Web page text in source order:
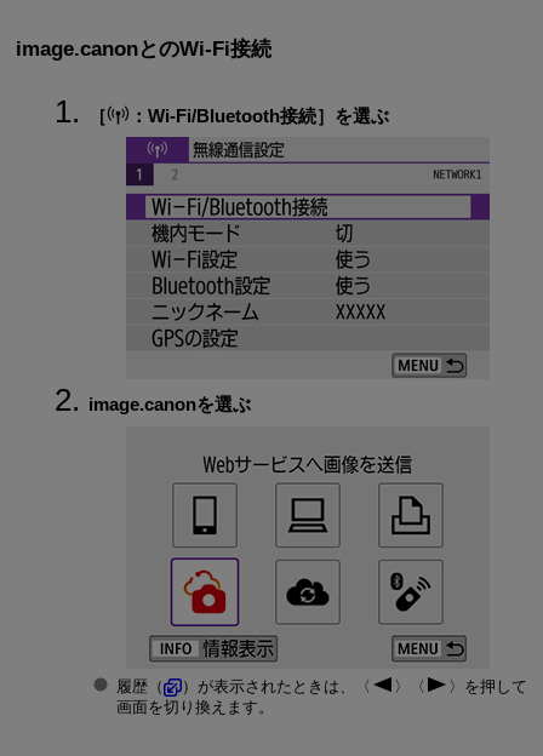
image.canonとのWi-Fi接続
［ ： Wi-Fi/Bluetooth接続］を選ぶ
image.canonを選ぶ
履歴（ ）が表示されたときは、
を押して
画面を切り換えます。